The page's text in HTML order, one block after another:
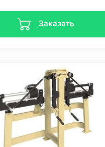
Заказать